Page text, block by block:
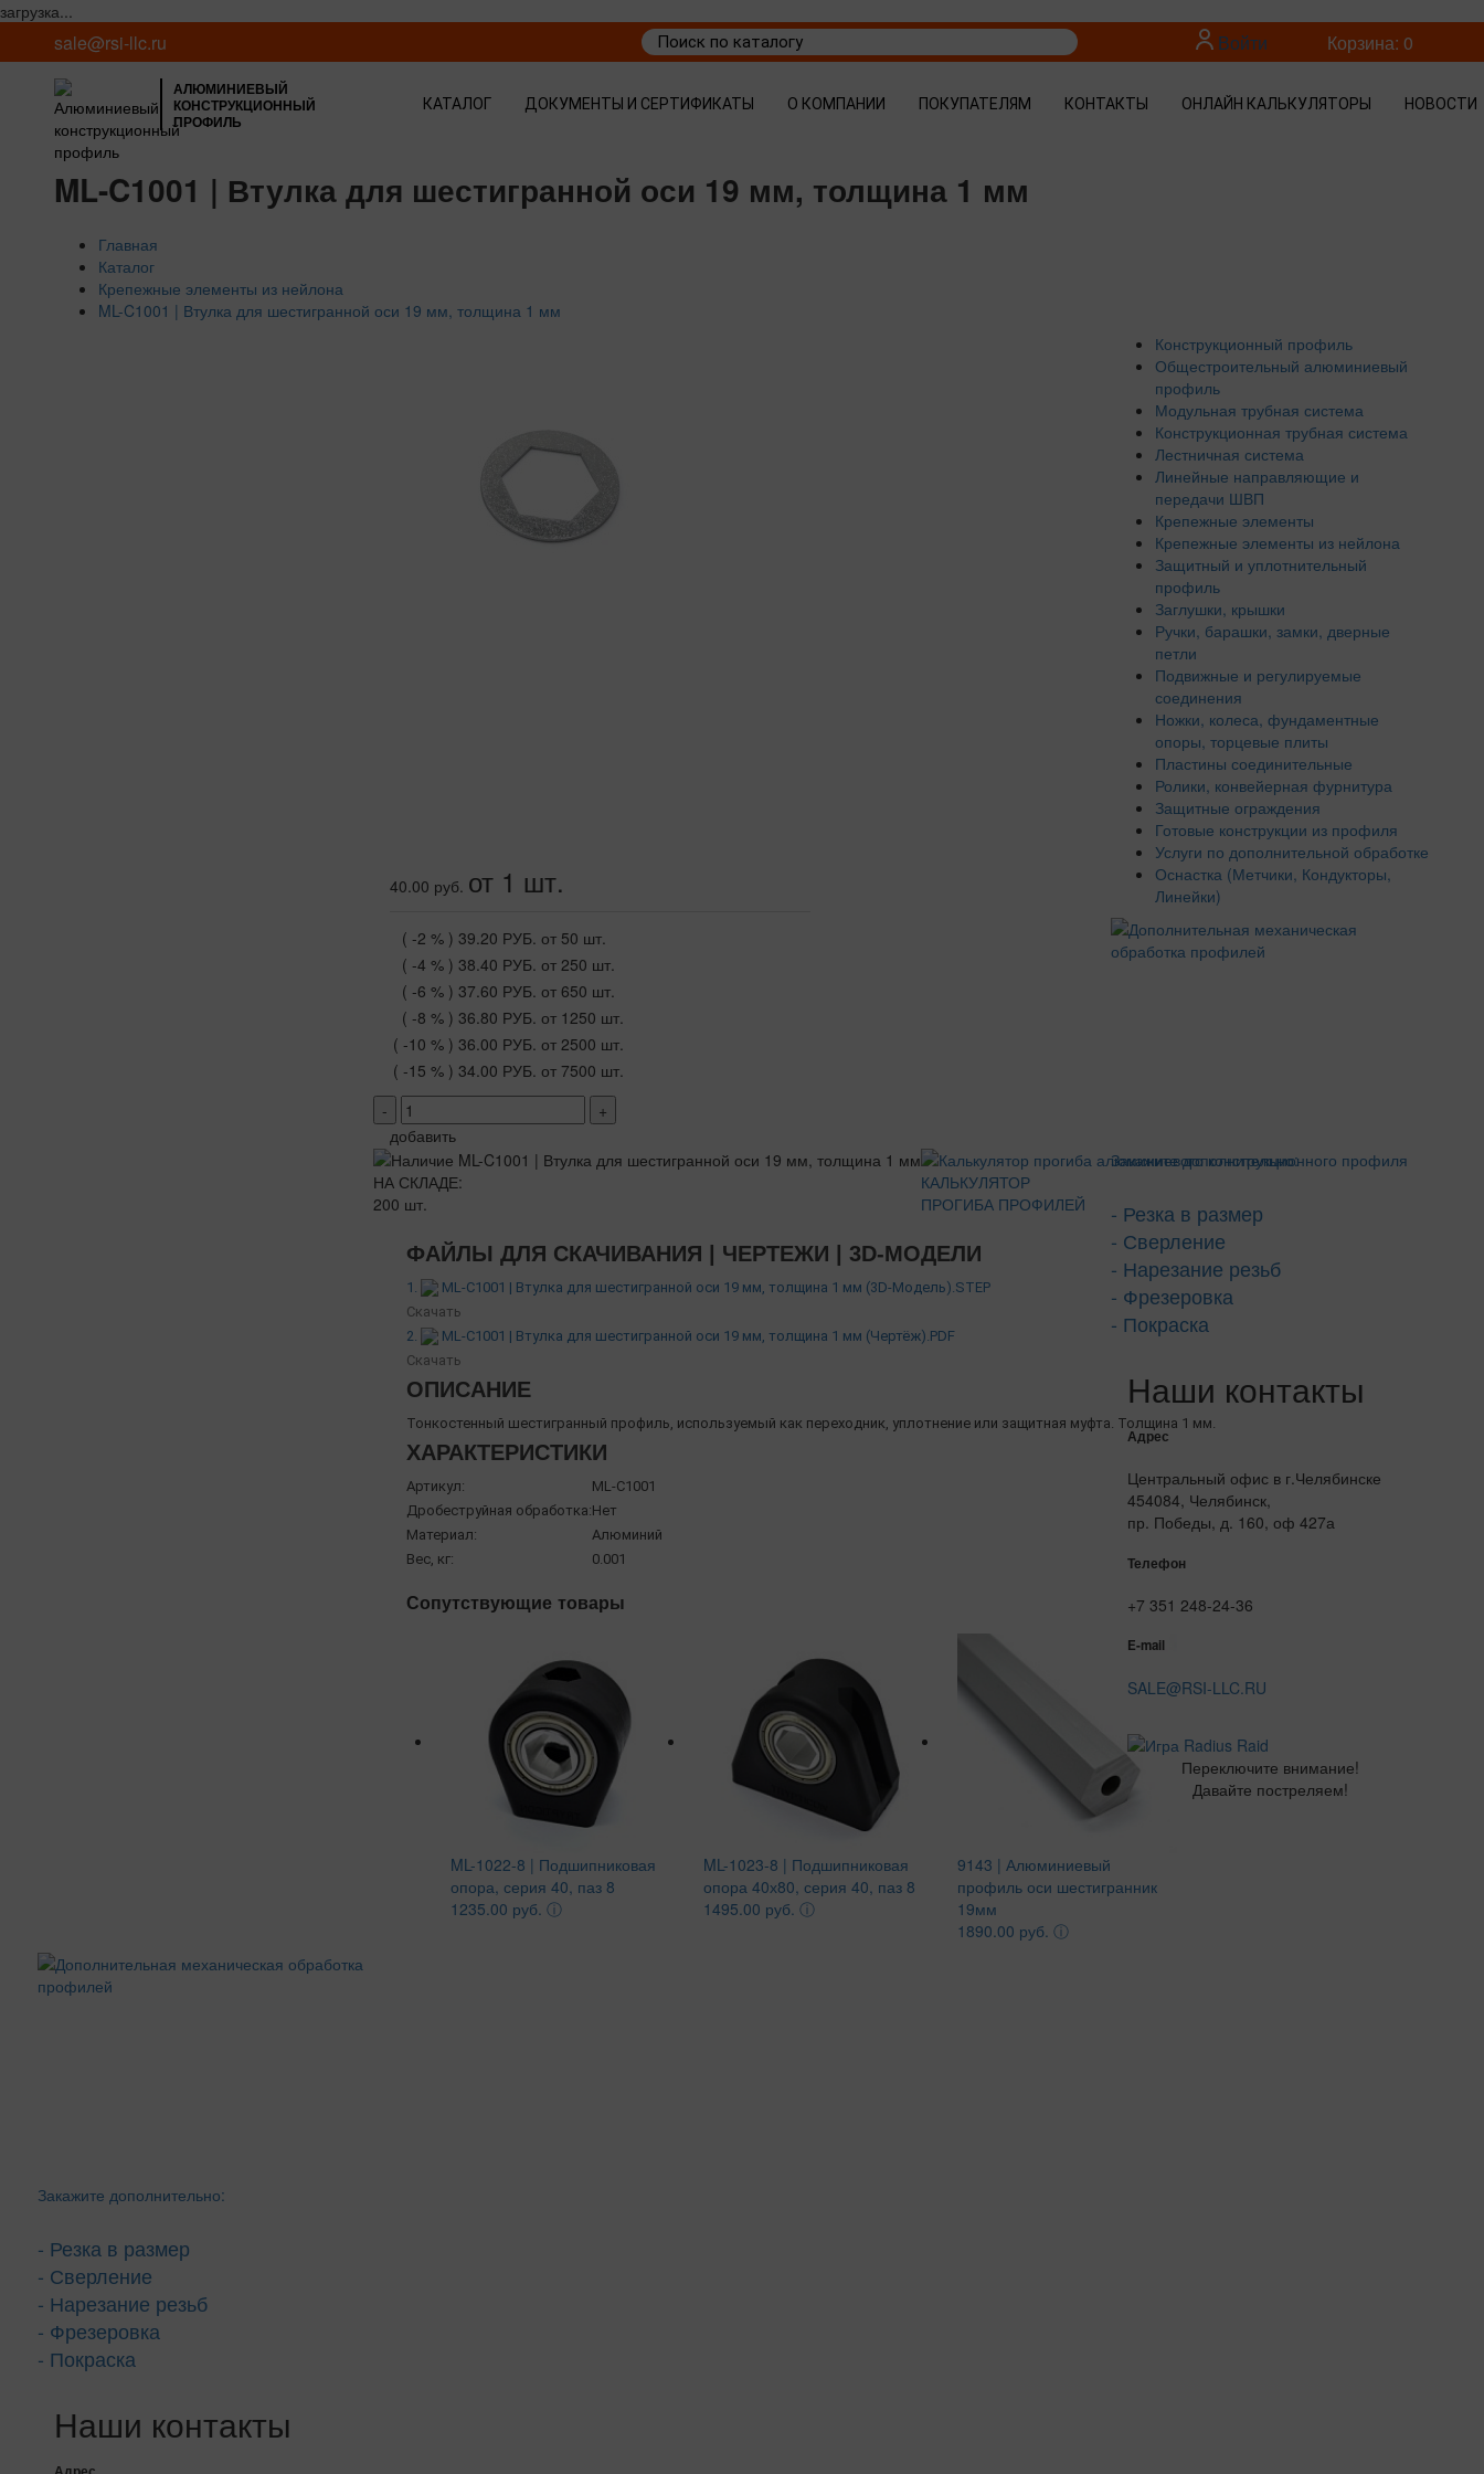
загрузка...
sale@rsi-llc.ru Войти Корзина: 0
АЛЮМИНИЕВЫЙ
КОНСТРУКЦИОННЫЙ
ПРОФИЛЬ
КАТАЛОГ ДОКУМЕНТЫ И СЕРТИФИКАТЫ О КОМПАНИИ ПОКУПАТЕЛЯМ КОНТАКТЫ ОНЛАЙН КАЛЬКУЛЯТОРЫ НОВОСТИ
ML-C1001 | Втулка для шестигранной оси 19 мм, толщина 1 мм
Главная
Каталог
Крепежные элементы из нейлона
ML-C1001 | Втулка для шестигранной оси 19 мм, толщина 1 мм
40.00 руб. от 1 шт.
( -2 % ) 39.20 РУБ. от 50 шт.
( -4 % ) 38.40 РУБ. от 250 шт.
( -6 % ) 37.60 РУБ. от 650 шт.
( -8 % ) 36.80 РУБ. от 1250 шт.
( -10 % ) 36.00 РУБ. от 2500 шт.
( -15 % ) 34.00 РУБ. от 7500 шт.
-
+
добавить
НА СКЛАДЕ:
200 шт.
КАЛЬКУЛЯТОР
ПРОГИБА ПРОФИЛЕЙ
ФАЙЛЫ ДЛЯ СКАЧИВАНИЯ | ЧЕРТЕЖИ | 3D-МОДЕЛИ
1.
ML-C1001 | Втулка для шестигранной оси 19 мм, толщина 1 мм (3D-Модель).STEP
Скачать
2.
ML-C1001 | Втулка для шестигранной оси 19 мм, толщина 1 мм (Чертёж).PDF
Скачать
ОПИСАНИЕ
Тонкостенный шестигранный профиль, используемый как переходник, уплотнение или защитная муфта. Толщина 1 мм.
ХАРАКТЕРИСТИКИ
Артикул:
ML-C1001
Дробеструйная обработка:Нет
Материал:
Алюминий
Вес, кг:
0.001
Сопутствующие товары
ML-1022-8 | Подшипниковая
опора, серия 40, паз 8
1235.00 руб. ⓘ
ML-1023-8 | Подшипниковая
опора 40х80, серия 40, паз 8
1495.00 руб.ⓘ
9143 | Алюминиевый
профиль оси шестигранник
19мм
1890.00 руб. ⓘ
Конструкционный профиль
Общестроительный алюминиевый
профиль
Модульная трубная система
Конструкционная трубная система
Лестничная система
Линейные направляющие и
передачи ШВП
Крепежные элементы
Крепежные элементы из нейлона
Защитный и уплотнительный
профиль
Заглушки, крышки
Ручки, барашки, замки, дверные
петли
Подвижные и регулируемые
соединения
Ножки, колеса, фундаментные
опоры, торцевые плиты
Пластины соединительные
Ролики, конвейерная фурнитура
Защитные ограждения
Готовые конструкции из профиля
Услуги по дополнительной обработке
Оснастка (Метчики, Кондукторы,
Линейки)
Закажите дополнительно:
- Резка в размер
- Сверление
- Нарезание резьб
- Фрезеровка
- Покраска
Наши контакты
Адрес
Центральный офис в г.Челябинске
454084, Челябинск,
пр. Победы, д. 160, оф 427а
Телефон
+7 351 248-24-36
E-mail
SALE@RSI-LLC.RU
Переключите внимание!
Давайте постреляем!
Закажите дополнительно:
- Резка в размер
- Сверление
- Нарезание резьб
- Фрезеровка
- Покраска
Наши контакты